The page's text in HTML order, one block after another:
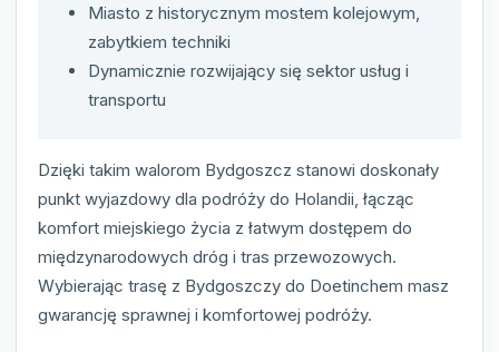
Miasto z historycznym mostem kolejowym,
zabytkiem techniki
Dynamicznie rozwijający się sektor usług i
transportu
Dzięki takim walorom Bydgoszcz stanowi doskonały
punkt wyjazdowy dla podróży do Holandii, łącząc
komfort miejskiego życia z łatwym dostępem do
międzynarodowych dróg i tras przewozowych.
Wybierając trasę z Bydgoszczy do Doetinchem masz
gwarancję sprawnej i komfortowej podróży.